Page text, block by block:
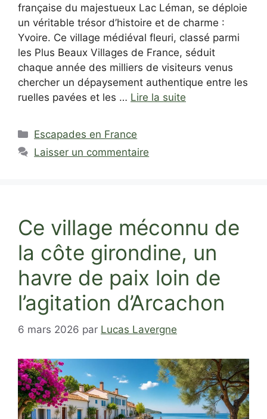
française du majestueux Lac Léman, se déploie
un véritable trésor d’histoire et de charme :
Yvoire. Ce village médiéval fleuri, classé parmi
les Plus Beaux Villages de France, séduit
chaque année des milliers de visiteurs venus
chercher un dépaysement authentique entre les
ruelles pavées et les … Lire la suite
Catégories
Escapades en France
Laisser un commentaire
Ce village méconnu de
la côte girondine, un
havre de paix loin de
l’agitation d’Arcachon
6 mars 2026 par Lucas Lavergne